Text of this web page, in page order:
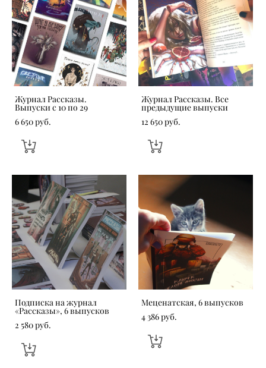
Журнал Рассказы.
Выпуски с 10 по 29
6 650 pуб.
Журнал Рассказы. Все
предыдущие выпуски
12 650 pуб.
Подписка на журнал
«‎Рассказы», 6 выпусков
2 580 pуб.
Меценатская, 6 выпусков
4 386 pуб.